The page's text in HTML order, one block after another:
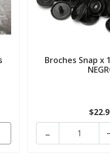
Broches Snap x
-